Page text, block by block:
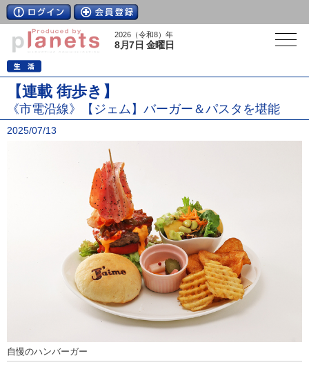
2026（令和8）年
8月7日 金曜日
【連載 街歩き】
《市電沿線》【ジェム】バーガー＆パスタを堪能
2025/07/13
自慢のハンバーガー